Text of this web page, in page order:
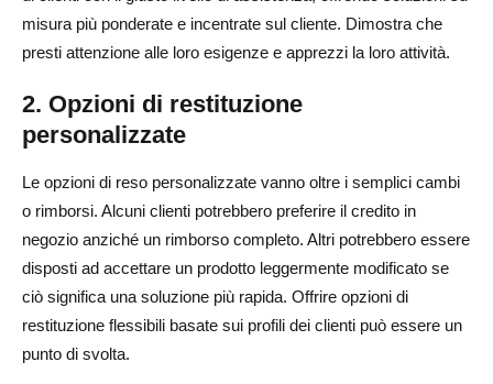
misura più ponderate e incentrate sul cliente. Dimostra che
presti attenzione alle loro esigenze e apprezzi la loro attività.
2. Opzioni di restituzione
personalizzate
Le opzioni di reso personalizzate vanno oltre i semplici cambi
o rimborsi. Alcuni clienti potrebbero preferire il credito in
negozio anziché un rimborso completo. Altri potrebbero essere
disposti ad accettare un prodotto leggermente modificato se
ciò significa una soluzione più rapida. Offrire opzioni di
restituzione flessibili basate sui profili dei clienti può essere un
punto di svolta.